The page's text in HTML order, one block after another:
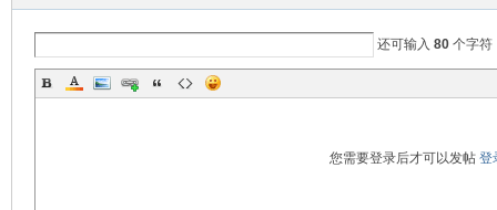
还可输入 80 个字符
您需要登录后才可以发帖 登